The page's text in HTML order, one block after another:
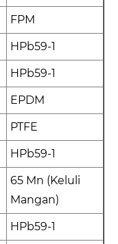
FPM
HPb59-1
HPb59-1
EPDM
PTFE
HPb59-1
65 Mn (Keluli
Mangan)
HPb59-1